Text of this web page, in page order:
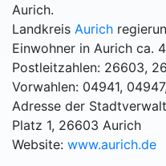
Aurich.
Landkreis Aurich
Einwohner in Aurich ca.
Postleitzahlen: 26603,
Vorwahlen: 04941,
Adresse der
Platz 1, 26603 Aurich
Website: www.aurich.de